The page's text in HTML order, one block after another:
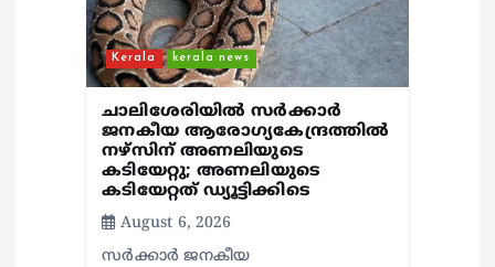
Kerala kerala news
ചാലിശേരിയില്‍ സര്‍ക്കാര്‍
ജനകീയ ആരോഗ്യകേന്ദ്രത്തില്‍
നഴ്സിന് അണലിയുടെ
കടിയേറ്റു; അണലിയുടെ
കടിയേറ്റത് ഡ്യൂട്ടിക്കിടെ
August 6, 2026
സര്‍ക്കാര്‍ ജനകീയ